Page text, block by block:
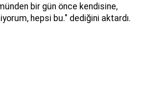
bir gün önce kendisine,
hepsi bu." dediğini aktardı.